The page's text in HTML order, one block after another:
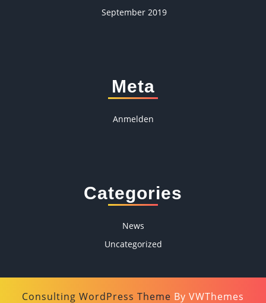
September 2019
Meta
Anmelden
Categories
News
Uncategorized
Consulting WordPress Theme By VWThemes